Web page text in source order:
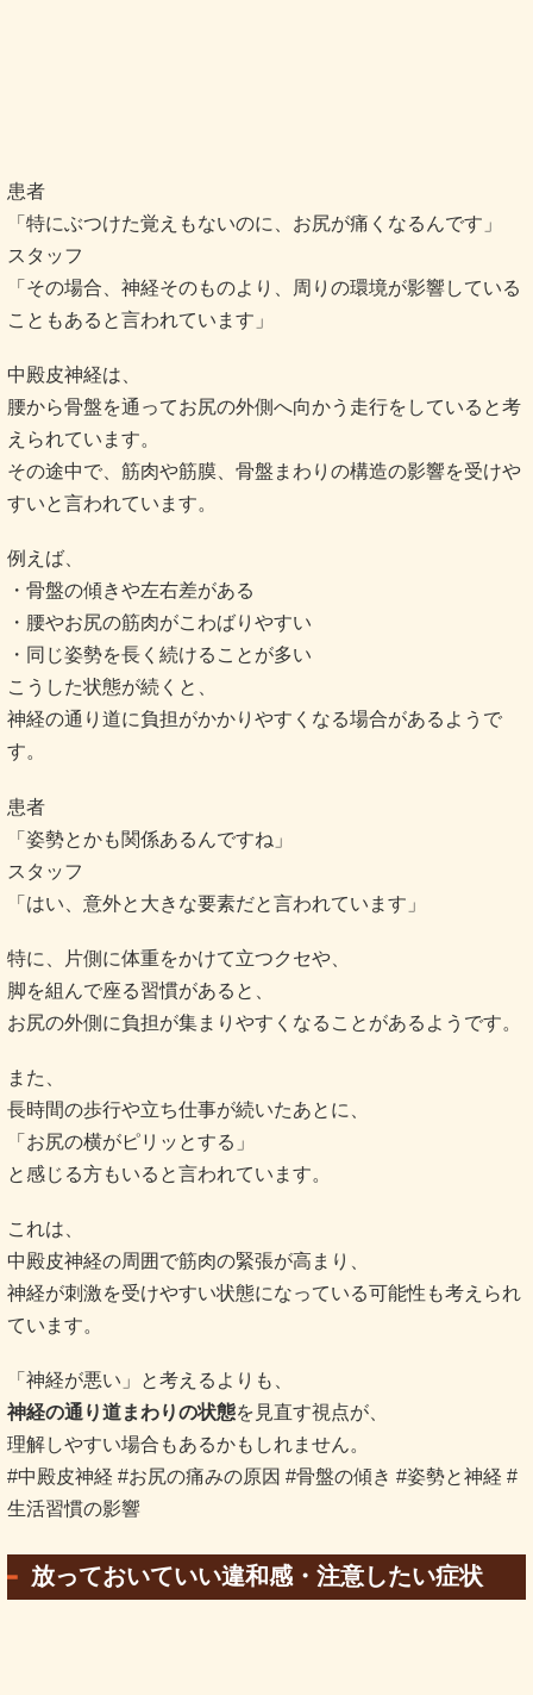
患者
「特にぶつけた覚えもないのに、お尻が痛くなるんです」
スタッフ
「その場合、神経そのものより、周りの環境が影響している
こともあると言われています」
中殿皮神経は、
腰から骨盤を通ってお尻の外側へ向かう走行をしていると考
えられています。
その途中で、筋肉や筋膜、骨盤まわりの構造の影響を受けや
すいと言われています。
例えば、
・骨盤の傾きや左右差がある
・腰やお尻の筋肉がこわばりやすい
・同じ姿勢を長く続けることが多い
こうした状態が続くと、
神経の通り道に負担がかかりやすくなる場合があるようで
す。
患者
「姿勢とかも関係あるんですね」
スタッフ
「はい、意外と大きな要素だと言われています」
特に、片側に体重をかけて立つクセや、
脚を組んで座る習慣があると、
お尻の外側に負担が集まりやすくなることがあるようです。
また、
長時間の歩行や立ち仕事が続いたあとに、
「お尻の横がピリッとする」
と感じる方もいると言われています。
これは、
中殿皮神経の周囲で筋肉の緊張が高まり、
神経が刺激を受けやすい状態になっている可能性も考えられ
ています。
「神経が悪い」と考えるよりも、
神経の通り道まわりの状態を見直す視点が、
理解しやすい場合もあるかもしれません。
#中殿皮神経 #お尻の痛みの原因 #骨盤の傾き #姿勢と神経 #
生活習慣の影響
放っておいていい違和感・注意したい症状